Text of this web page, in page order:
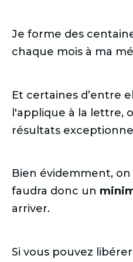
Je forme des
chaque mois à ma
Et certaines d’entre
l'applique à la lettre,
résultats
Bien évidemment, on
faudra donc un
arriver.
Si vous pouvez